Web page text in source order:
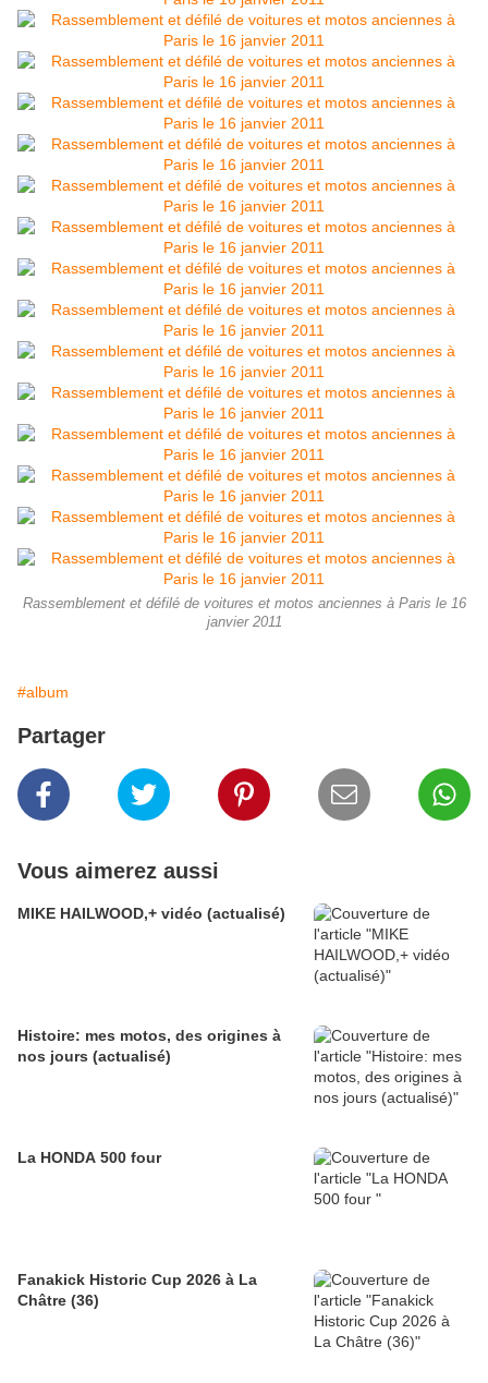
Rassemblement et défilé de voitures et motos anciennes à Paris le 16
janvier 2011
#album
Partager
Vous aimerez aussi
MIKE HAILWOOD,+ vidéo (actualisé)
Histoire: mes motos, des origines à
nos jours (actualisé)
La HONDA 500 four
Fanakick Historic Cup 2026 à La
Châtre (36)